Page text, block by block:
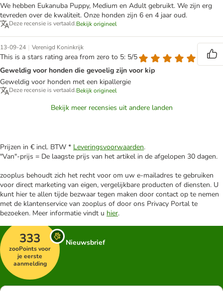
We hebben Eukanuba Puppy, Medium en Adult gebruikt. We zijn erg
tevreden over de kwaliteit. Onze honden zijn 6 en 4 jaar oud.
Deze recensie is vertaald.Bekijk origineel
13-09-24 | Verenigd Koninkrijk
This is a stars rating area from zero to 5: 5/5
Geweldig voor honden die gevoelig zijn voor kip
Geweldig voor honden met een kipallergie
Deze recensie is vertaald.Bekijk origineel
Bekijk meer recensies uit andere landen
Prijzen in € incl. BTW * Leveringsvoorwaarden.
"Van"-prijs = De laagste prijs van het artikel in de afgelopen 30 dagen.
zooplus behoudt zich het recht voor om uw e-mailadres te gebruiken
voor direct marketing van eigen, vergelijkbare producten of diensten. U
kunt hier te allen tijde bezwaar tegen maken door contact op te nemen
met de klantenservice van zooplus of door ons Privacy Portal te
bezoeken. Meer informatie vindt u hier.
333
zooPoints voor
je eerste
aanmelding
Nieuwsbrief